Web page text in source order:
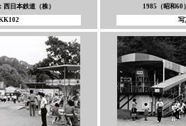
日本鉄道（株）
1985（昭和